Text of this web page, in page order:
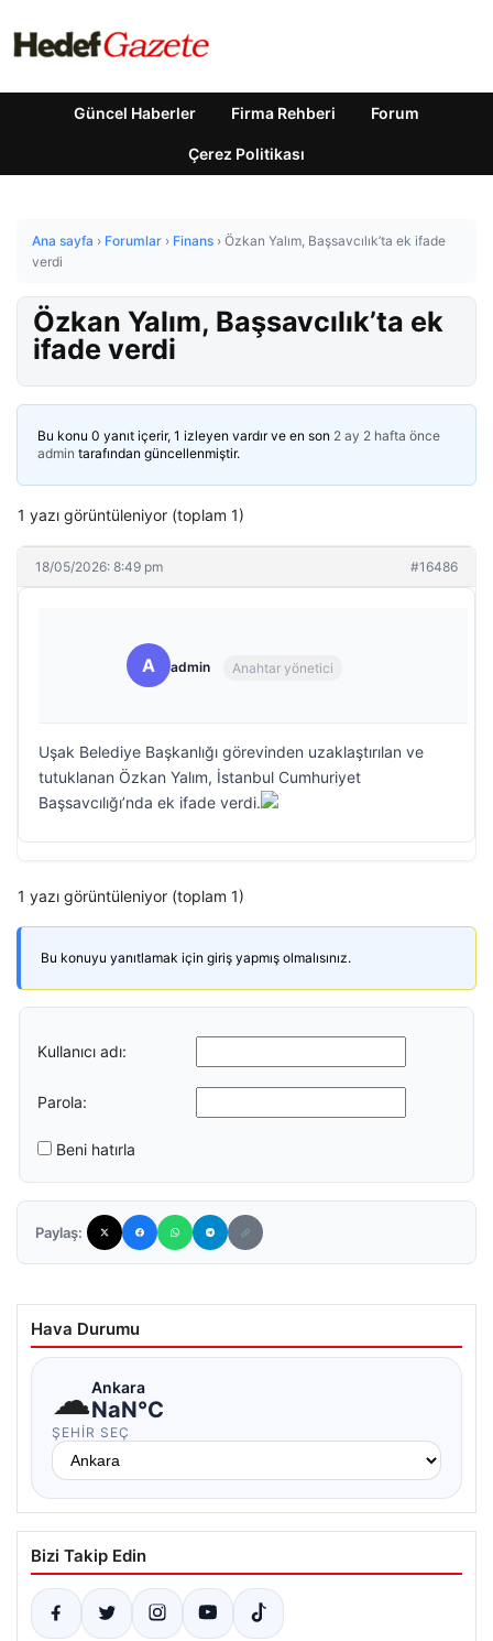
Güncel Haberler Firma Rehberi Forum
Çerez Politikası
Ana sayfa › Forumlar › Finans › Özkan Yalım, Başsavcılık’ta ek ifade
verdi
Özkan Yalım, Başsavcılık’ta ek
ifade verdi
Bu konu 0 yanıt içerir, 1 izleyen vardır ve en son 2 ay 2 hafta önce
admin tarafından güncellenmiştir.
1 yazı görüntüleniyor (toplam 1)
18/05/2026: 8:49 pm #16486
A admin Anahtar yönetici
Uşak Belediye Başkanlığı görevinden uzaklaştırılan ve
tutuklanan Özkan Yalım, İstanbul Cumhuriyet
Başsavcılığı’nda ek ifade verdi.
1 yazı görüntüleniyor (toplam 1)
Bu konuyu yanıtlamak için giriş yapmış olmalısınız.
Kullanıcı adı:
Parola:
Beni hatırla
Paylaş:
Hava Durumu
☁Ankara
NaN°C
ŞEHIR SEÇ
Bizi Takip Edin